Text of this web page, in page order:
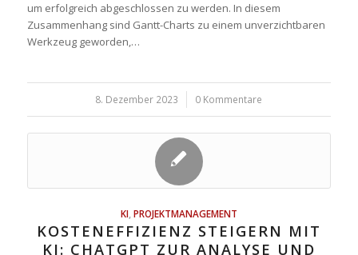
um erfolgreich abgeschlossen zu werden. In diesem
Zusammenhang sind Gantt-Charts zu einem unverzichtbaren
Werkzeug geworden,…
8. Dezember 2023
/ 0 Kommentare
KI PROJEKTMANAGEMENT
KOSTENEFFIZIENZ STEIGERN MIT
KI: CHATGPT ZUR ANALYSE UND